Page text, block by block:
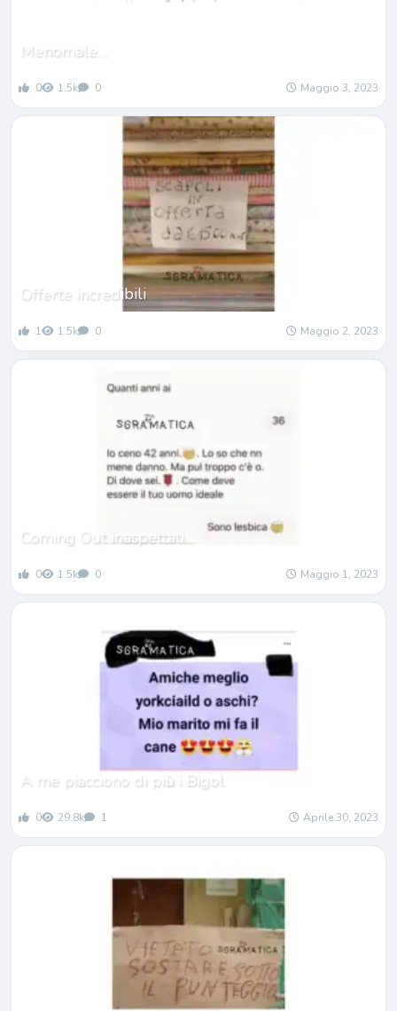
Menomale…
0 1.5k 0 Maggio 3, 2023
Offerte incredibili
1 1.5k 0 Maggio 2, 2023
Coming Out inaspettati…
0 1.5k 0 Maggio 1, 2023
A me piacciono di piùi Bigol
0 29.8k 1 Aprile 30, 2023